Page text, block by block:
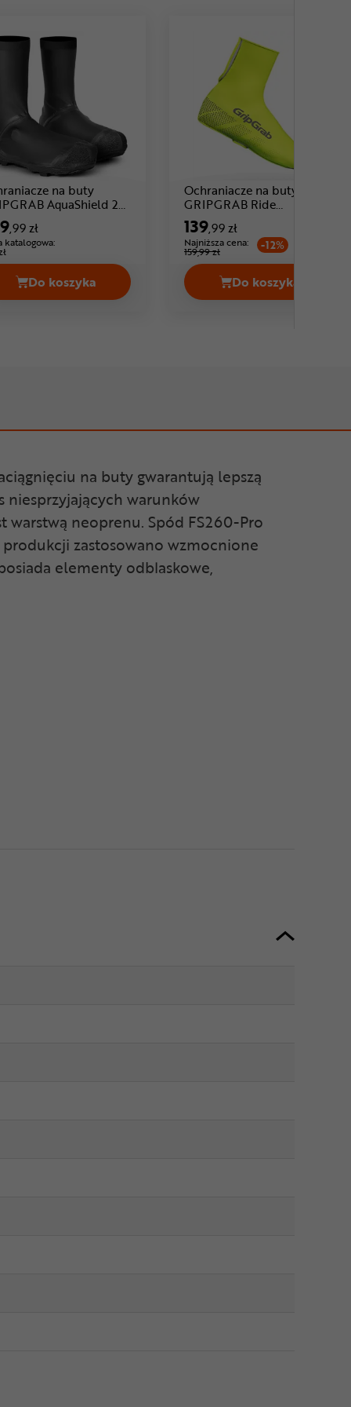
zł
Vern Cena 99,99 zł
na buty
AquaShield 2
Gravel
,99 zł
katalogowa:
Do koszyka
Ochraniacze na buty GRIPGRAB AquaShield 2
Ochraniacze na buty
GRIPGRAB Ride
Waterproof Hi-Vis
139,99 zł
Najniższa cena:
159,99 zł -12%
Do koszyka
Ochraniacze
na buty gwarantują lepszą
niesprzyjających warunków
neoprenu. Spód FS260-Pro
zastosowano wzmocnione
elementy odblaskowe,